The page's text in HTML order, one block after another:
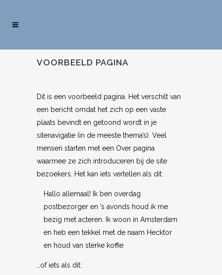
VOORBEELD PAGINA
Dit is een voorbeeld pagina. Het verschilt van
een bericht omdat het zich op een vaste
plaats bevindt en getoond wordt in je
sitenavigatie (in de meeste thema’s). Veel
mensen starten met een Over pagina
waarmee ze zich introduceren bij de site
bezoekers. Het kan iets vertellen als dit:
Hallo allemaal! Ik ben overdag
postbezorger en ’s avonds houd ik me
bezig met acteren. Ik woon in Amsterdam
en heb een tekkel met de naam Hecktor
en houd van sterke koffie
…of iets als dit: